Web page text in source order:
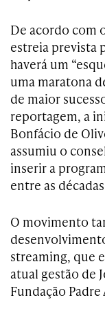
De acordo com
estreia prevista
haverá um
uma maratona
de maior
reportagem, a
Bonfácio de
assumiu o
inserir a
entre as
O movimento
streaming, que
atual gestão de
Fundação